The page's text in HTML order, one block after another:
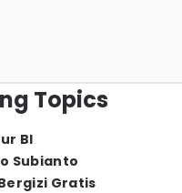
Topics
BI
Subianto
Gratis